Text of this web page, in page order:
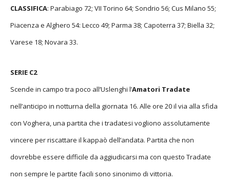
CLASSIFICA: Parabiago 72; VII Torino 64; Sondrio 56; Cus Milano 55;
Piacenza e Alghero 54: Lecco 49; Parma 38; Capoterra 37; Biella 32;
Varese 18; Novara 33.
SERIE C2
Scende in campo tra poco all’Uslenghi l’Amatori Tradate
nell’anticipo in notturna della giornata 16. Alle ore 20 il via alla sfida
con Voghera, una partita che i tradatesi vogliono assolutamente
vincere per riscattare il kappaò dell’andata. Partita che non
dovrebbe essere difficile da aggiudicarsi ma con questo Tradate
non sempre le partite facili sono sinonimo di vittoria.